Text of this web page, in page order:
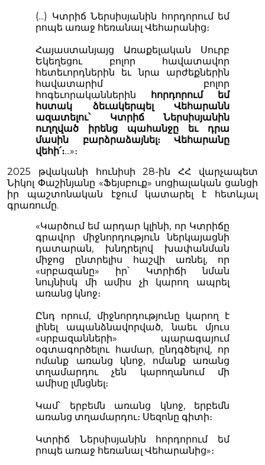
(...) Կտրիճ Ներսիսյանին հորդորում եմ
րոպե առաջ հեռանալ Վեհարանից։
Հայաստանյայց Առաքելական Սուրբ
Եկեղեցու բոլոր հավատավոր
հետեւորդներին եւ նրա արժեքներին
հավատարիմ բոլոր
հոգեւորականներին հորդորում եմ
հստակ ձեւակերպել Վեհարանն
ազատելու՝ Կտրիճ Ներսիսյանին
ուղղված իրենց պահանջը եւ դրա
մասին բարձրաձայնել։ Վեհարանը
վեհի՛։...»։
2025 թվականի հունիսի 28-ին ՀՀ վարչապետ
Նիկոլ Փաշինյանը «Ֆեյսբուք» սոցիալական ցանցի
իր պաշտոնական էջում կատարել է հետևյալ
գրառումը.
«Կարծում եմ արդար կլինի, որ Կտրիճը
գրավոր միջնորդություն ներկայացնի
դատարան, խնդրելով խափանման
միջոց ընտրելիս հաշվի առնել, որ
«սրբազանը» իր՝ Կտրիճի նման
նույնիսկ մի ամիս չի կարող ապրել
առանց կնոջ։
Ընդ որում, միջնորդությունը կարող է
լինել ապանձնավորված, նաեւ մյուս
«սրբազանների» պարագայում
օգտագործելու համար, ընդգծելով, որ
ոմանք առանց կնոջ, ոմանք առանց
տղամարդու չեն կարողանում մի
ամիսը լմնցնել։
Կամ՝ երբեմն առանց կնոջ, երբեմն
առանց տղամարդու։ Սեզոնը գիտի։
Կտրիճ Ներսիսյանին հորդորում եմ
րոպե առաջ հեռանալ Վեհարանից»։